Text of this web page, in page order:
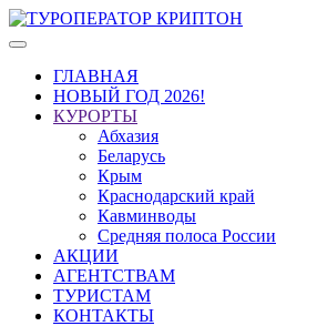
ГЛАВНАЯ
НОВЫЙ ГОД 2026!
КУРОРТЫ
Абхазия
Беларусь
Крым
Краснодарский край
Кавминводы
Средняя полоса России
АКЦИИ
АГЕНТСТВАМ
ТУРИСТАМ
КОНТАКТЫ